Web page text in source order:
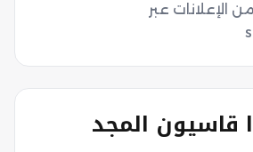
الإعلانات عبر
قاسيون المجد